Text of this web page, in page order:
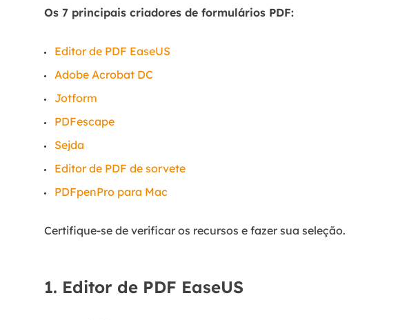
Os 7 principais criadores de formulários PDF:
Editor de PDF EaseUS
Adobe Acrobat DC
Jotform
PDFescape
Sejda
Editor de PDF de sorvete
PDFpenPro para Mac
Certifique-se de verificar os recursos e fazer sua seleção.
1. Editor de PDF EaseUS